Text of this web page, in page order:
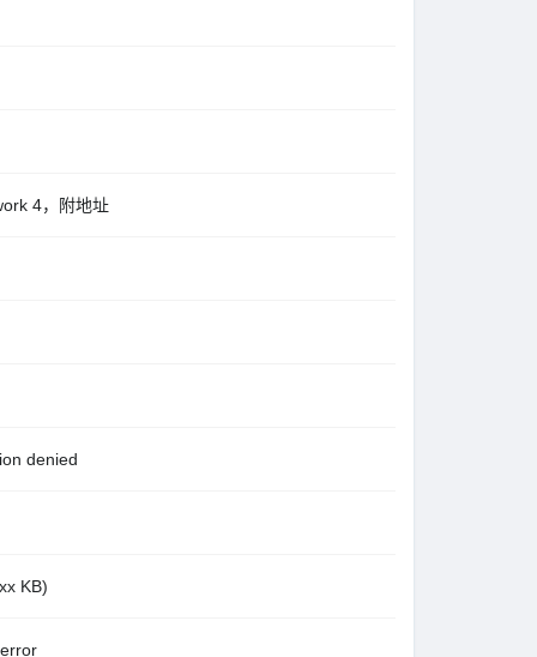
4，附地址
denied
KB)